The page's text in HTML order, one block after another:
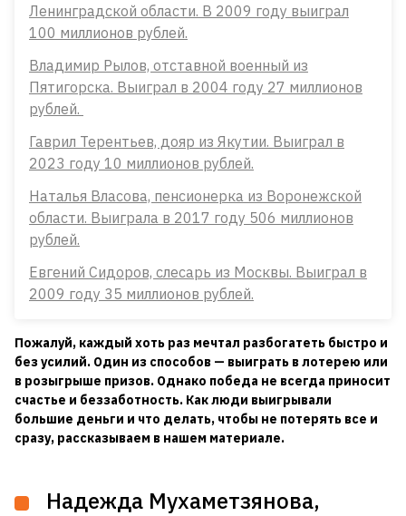
Ленинградской области. В 2009 году выиграл
100 миллионов рублей.
Владимир Рылов, отставной военный из
Пятигорска. Выиграл в 2004 году 27 миллионов
рублей.
Гаврил Терентьев, дояр из Якутии. Выиграл в
2023 году 10 миллионов рублей.
Наталья Власова, пенсионерка из Воронежской
области. Выиграла в 2017 году 506 миллионов
рублей.
Евгений Сидоров, слесарь из Москвы. Выиграл в
2009 году 35 миллионов рублей.
Пожалуй, каждый хоть раз мечтал разбогатеть быстро и
без усилий. Один из способов — выиграть в лотерею или
в розыгрыше призов. Однако победа не всегда приносит
счастье и беззаботность. Как люди выигрывали
большие деньги и что делать, чтобы не потерять все и
сразу, рассказываем в нашем материале.
Надежда Мухаметзянова,